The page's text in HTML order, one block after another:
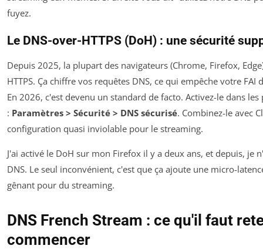
fuyez.
Le DNS-over-HTTPS (DoH) : une sécurité
Depuis 2025, la plupart des navigateurs (Chrome, Firefox,
HTTPS. Ça chiffre vos requêtes DNS, ce qui empêche votre
En 2026, c'est devenu un standard de facto. Activez-le dans
: Paramètres > Sécurité > DNS sécurisé. Combinez-le avec
configuration quasi inviolable pour le streaming.
J'ai activé le DoH sur mon Firefox il y a deux ans, et depuis, je
DNS. Le seul inconvénient, c'est que ça ajoute une micro-
gênant pour du streaming.
DNS French Stream : ce qu'il faut
commencer